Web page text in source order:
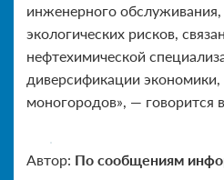
инженерного
экологических рисков,
нефтехимической
диверсификации
моногородов», — говорится
Автор: По сообщениям